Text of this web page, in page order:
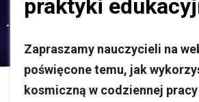
praktyki
Zapraszamy nauczycieli na
poświęcone temu, jak
kosmiczną w codziennej